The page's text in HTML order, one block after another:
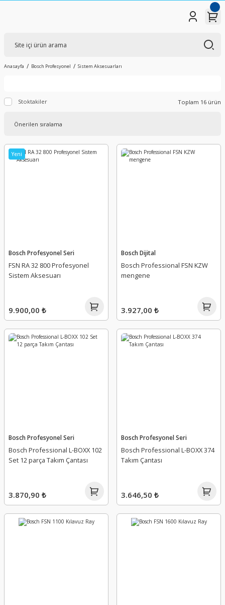
Anasayfa Bosch Profesyonel Sistem Aksesuarları
Stoktakiler Toplam 16 ürün
Yeni
Bosch Profesyonel Seri
FSN RA 32 800 Profesyonel
Sistem Aksesuarı
9.900,00 ₺
Bosch Dijital
Bosch Professional FSN KZW
mengene
3.927,00 ₺
Bosch Profesyonel Seri
Bosch Professional L-BOXX 102
Set 12 parça Takım Çantası
3.870,90 ₺
Bosch Profesyonel Seri
Bosch Professional L-BOXX 374
Takım Çantası
3.646,50 ₺